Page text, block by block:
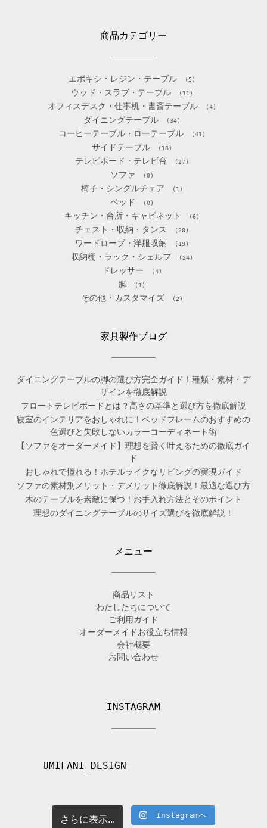
商品カテゴリー
エポキシ・レジン・テーブル (5)
ウッド・スラブ・テーブル (11)
オフィスデスク・仕事机・書斎テーブル (4)
ダイニングテーブル (34)
コーヒーテーブル・ローテーブル (41)
サイドテーブル (18)
テレビボード・テレビ台 (27)
ソファ (0)
椅子・シングルチェア (1)
ベッド (0)
キッチン・台所・キャビネット (6)
チェスト・収納・タンス (20)
ワードローブ・洋服収納 (19)
収納棚・ラック・シェルフ (24)
ドレッサー (4)
脚 (1)
その他・カスタマイズ (2)
家具製作ブログ
ダイニングテーブルの脚の選び方完全ガイド！種類・素材・デ
ザインを徹底解説
フロートテレビボードとは？高さの基準と選び方を徹底解説
寝室のインテリアをおしゃれに！ベッドフレームのおすすめの
色選びと失敗しないカラーコーディネート術
【ソファをオーダーメイド】理想を賢く叶えるための徹底ガイ
ド
おしゃれで憧れる！ホテルライクなリビングの実現ガイド
ソファの素材別メリット・デメリット徹底解説！最適な選び方
木のテーブルを素敵に保つ！お手入れ方法とそのポイント
理想のダイニングテーブルのサイズ選びを徹底解説！
メニュー
商品リスト
わたしたちについて
ご利用ガイド
オーダーメイドお役立ち情報
会社概要
お問い合わせ
INSTAGRAM
UMIFANI_DESIGN
さらに表示... Instagramへ